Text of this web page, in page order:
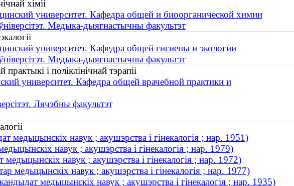
хіміі
университет. Кафедра общей и биоорганической химии
Медыка-дыягнастычны факультэт
университет. Кафедра общей гигиены и экологии
Медыка-дыягнастычны факультэт
і поліклінічнай тэрапіі
университет. Кафедра общей врачебной практики и
Лячэбны факультэт
медыцынскіх навук ; акушэрства і гінекалогія ; нар. 1951)
навук ; акушэрства і гінекалогія ; нар. 1979)
навук ; акушэрства і гінекалогія ; нар. 1972)
медыцынскіх навук ; акушэрства і гінекалогія ; нар. 1977)
медыцынскіх навук ; акушэрства і гінекалогія ; нар. 1935)